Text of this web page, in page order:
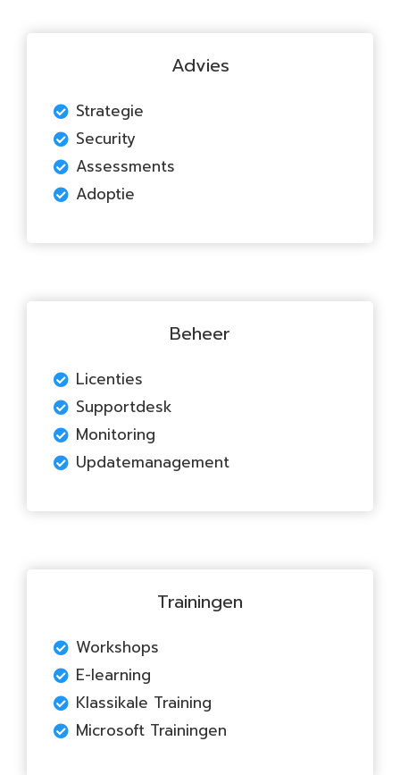
Advies
Strategie
Security
Assessments
Adoptie
Beheer
Licenties
Supportdesk
Monitoring
Updatemanagement
Trainingen
Workshops
E-learning
Klassikale Training
Microsoft Trainingen